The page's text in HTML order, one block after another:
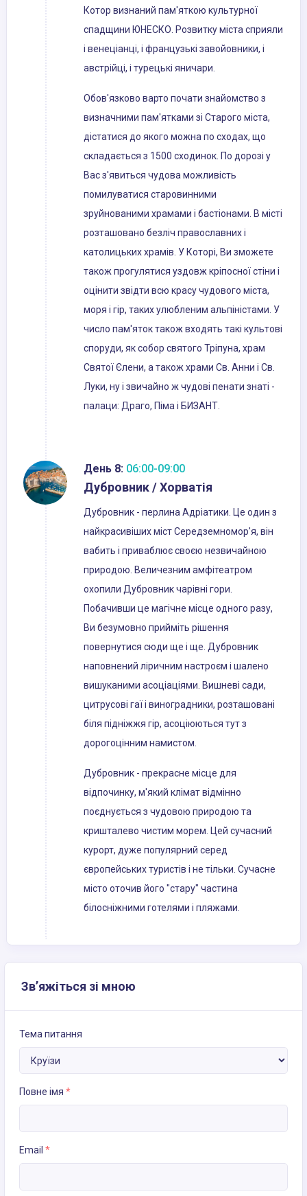
Котор визнаний пам'яткою культурної
спадщини ЮНЕСКО. Розвитку міста сприяли
і венеціанці, і французькі завойовники, і
австрійці, і турецькі яничари.
Обов'язково варто почати знайомство з
визначними пам'ятками зі Старого міста,
дістатися до якого можна по сходах, що
складається з 1500 сходинок. По дорозі у
Вас з'явиться чудова можливість
помилуватися старовинними
зруйнованими храмами і бастіонами. В місті
розташовано безліч православних і
католицьких храмів. У Которі, Ви зможете
також прогулятися уздовж кріпосної стіни і
оцінити звідти всю красу чудового міста,
моря і гір, таких улюбленим альпіністами. У
число пам'яток також входять такі культові
споруди, як собор святого Тріпуна, храм
Святої Єлени, а також храми Св. Анни і Св.
Луки, ну і звичайно ж чудові пенати знаті -
палаци: Драго, Піма і БИЗАНТ.
День 8: 06:00-09:00
Дубровник / Хорватія
Дубровник - перлина Адріатики. Це один з
найкрасивіших міст Середземномор'я, він
вабить і приваблює своєю незвичайною
природою. Величезним амфітеатром
охопили Дубровник чарівні гори.
Побачивши це магічне місце одного разу,
Ви безумовно прийміть рішення
повернутися сюди ще і ще. Дубровник
наповнений ліричним настроєм і шалено
вишуканими асоціаціями. Вишневі сади,
цитрусові гаї і виноградники, розташовані
біля підніжжя гір, асоціюються тут з
дорогоцінним намистом.
Дубровник - прекрасне місце для
відпочинку, м'який клімат відмінно
поєднується з чудовою природою та
кришталево чистим морем. Цей сучасний
курорт, дуже популярний серед
європейських туристів і не тільки. Сучасне
місто оточив його "стару" частина
білосніжними готелями і пляжами.
Зв’яжіться зі мною
Тема питання
Повне імя *
Email *